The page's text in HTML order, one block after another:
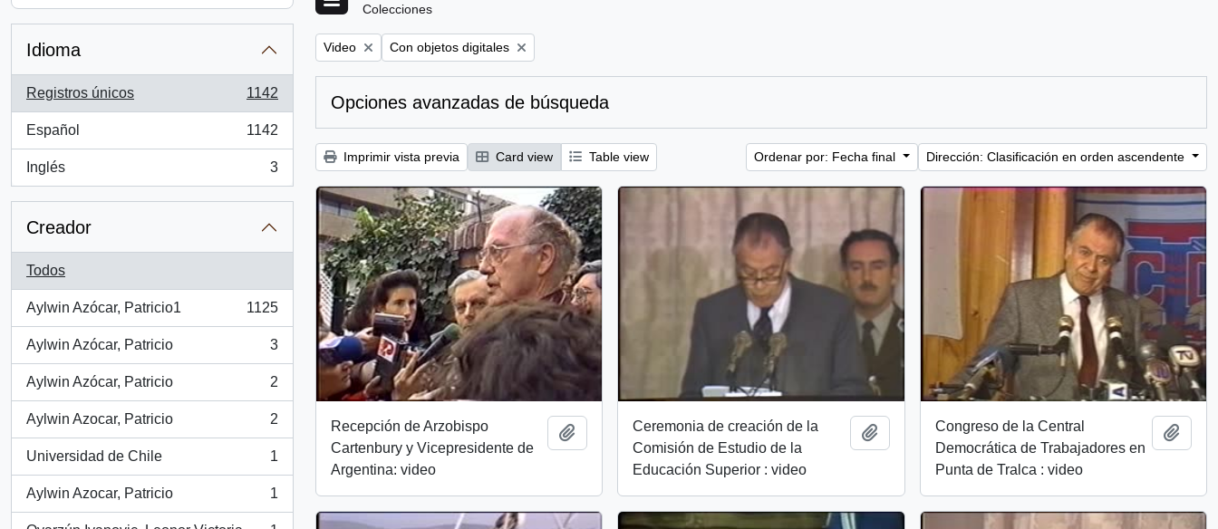
Idioma
Registros únicos
, 1142 resultados
1142
Español
, 1142 resultados
1142
Inglés
, 3 resultados
3
Creador
Todos
Aylwin Azócar, Patricio1
, 1125 resultados
1125
Aylwin Azócar, Patricio
, 3 resultados
3
Aylwin Azócar, Patricio
, 2 resultados
2
Aylwin Azocar, Patricio
, 2 resultados
2
Universidad de Chile
, 1 resultados
1
Aylwin Azocar, Patricio
, 1 resultados
1
Colecciones
Remove filter:
Video Remove filter:
Con objetos digitales
Opciones avanzadas de búsqueda
Imprimir vista previa Card view Table view Ordenar por: Fecha final Dirección: Clasificación en orden ascendente
Recepción de Arzobispo
Cartenbury y Vicepresidente de
Argentina: video
Añadir al portapapeles
Ceremonia de creación de la
Comisión de Estudio de la
Educación Superior : video
Añadir al portapapeles
Congreso de la Central
Democrática de Trabajadores en
Punta de Tralca : video